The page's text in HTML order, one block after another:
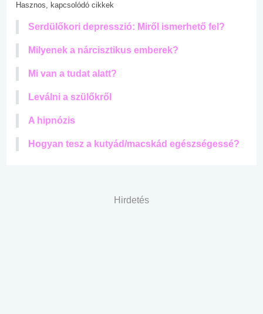
Hasznos, kapcsolódó cikkek
Serdülőkori depresszió: Miről ismerhető fel?
Milyenek a nárcisztikus emberek?
Mi van a tudat alatt?
Leválni a szülőkről
A hipnózis
Hogyan tesz a kutyád/macskád egészségessé?
Hirdetés